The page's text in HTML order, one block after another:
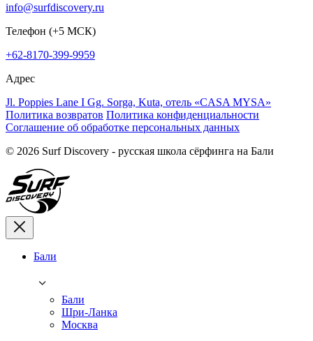
info@surfdiscovery.ru
Телефон (+5 МСК)
+62-8170-399-9959
Адрес
Jl. Poppies Lane I Gg. Sorga, Kuta, отель «CASA MYSA»
Политика возвратов Политика конфиденциальности
Соглашение об обработке персональных данных
© 2026 Surf Discovery - русская школа сёрфинга на Бали
Бали
Бали
Шри-Ланка
Москва